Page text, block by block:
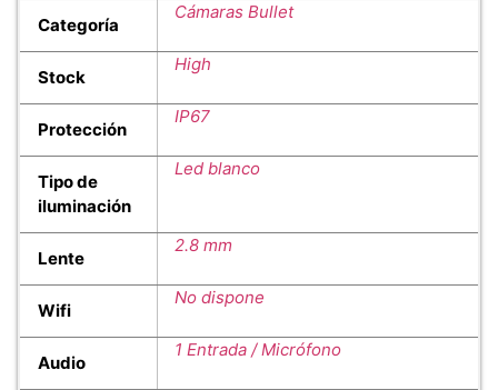
Categoría
Cámaras Bullet
Stock
High
Protección
IP67
Tipo de
iluminación
Led blanco
Lente
2.8 mm
Wifi
No dispone
Audio
1 Entrada / Micrófono